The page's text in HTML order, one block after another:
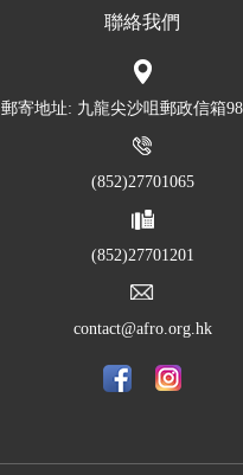
聯絡我們
郵寄地址: 九龍尖沙咀郵政信箱
(852)27701065
(852)27701201
contact@afro.org.hk